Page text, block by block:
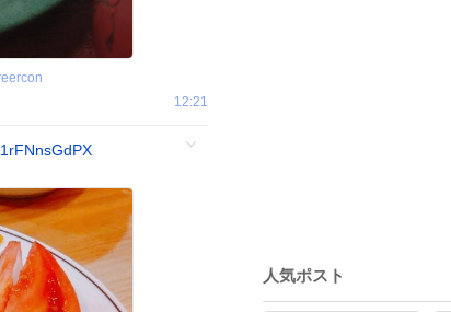
12:21
人気ポスト